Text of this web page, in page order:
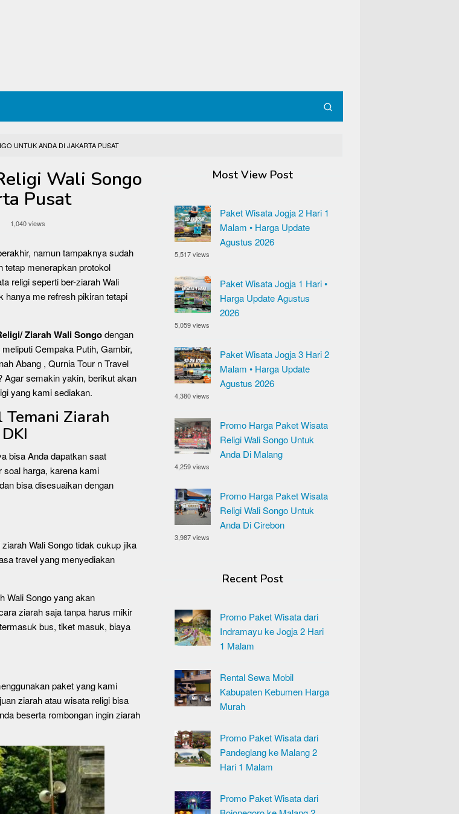
UNTUK ANDA DI JAKARTA PUSAT
Wali Songo
Pusat
1,040 views
namun tampaknya sudah
tetap menerapkan protokol
religi seperti ber-ziarah Wali
hanya me refresh pikiran tetapi
Ziarah Wali Songodengan
Cempaka Putih, Gambir,
Abang , Qurnia Tour n Travel
Agar semakin yakin, berikut akan
yang kami sediakan.
Ziarah
bisa Anda dapatkan saat
soal harga, karena kami
bisa disesuaikan dengan
Wali Songo tidak cukup jika
travel yang menyediakan
Wali Songo yang akan
ziarah saja tanpa harus mikir
bus, tiket masuk, biaya
paket yang kami
ziarah atau wisata religi bisa
beserta rombongan ingin ziarah
Most View Post
Paket Wisata Jogja 2 Hari 1
Malam • Harga Update
Agustus 2026
5,517 views
Paket Wisata Jogja 1 Hari •
Harga Update Agustus
2026
5,059 views
Paket Wisata Jogja 3 Hari 2
Malam • Harga Update
Agustus 2026
4,380 views
Promo Harga Paket Wisata
Religi Wali Songo Untuk
Anda Di Malang
4,259 views
Promo Harga Paket Wisata
Religi Wali Songo Untuk
Anda Di Cirebon
3,987 views
Recent Post
Promo Paket Wisata dari
Indramayu ke Jogja 2 Hari
1 Malam
Rental Sewa Mobil
Kabupaten Kebumen Harga
Murah
Promo Paket Wisata dari
Pandeglang ke Malang 2
Hari 1 Malam
Promo Paket Wisata dari